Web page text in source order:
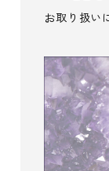
お取り扱い